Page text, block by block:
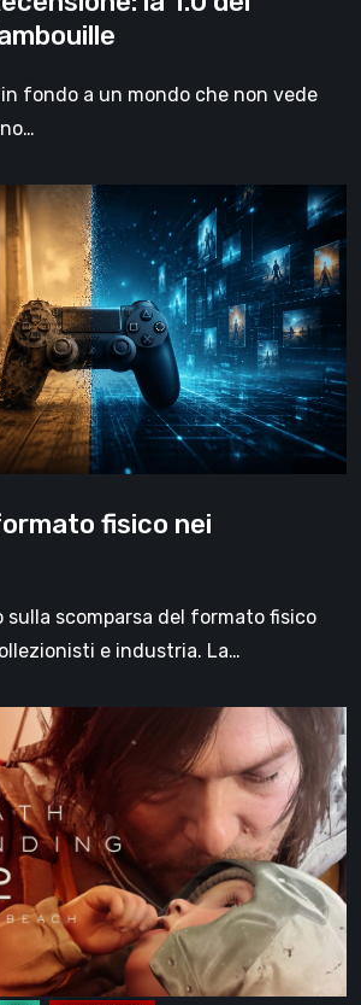
fondo a un mondo che non vede
fisico nei
scomparsa del formato fisico
e industria. La…